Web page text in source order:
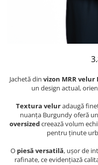
Jachetă din vizon MRR velur
un design actual,
Textura veluradaugă
nuanța Burgundy oferă
oversizedcreează volum
pentru ținute
O piesă versatilă, ușor de
rafinate, ce evidențiază